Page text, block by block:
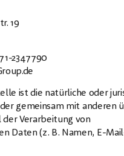
19
2347790
ist die natürliche oder
gemeinsam mit anderen
Verarbeitung von
Daten (z. B. Namen, E-